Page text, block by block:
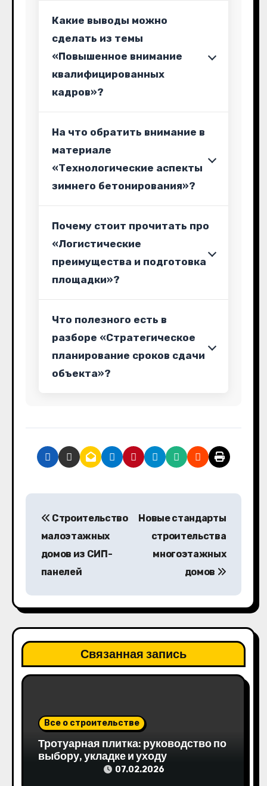
Какие выводы можно
сделать из темы
«Повышенное внимание
квалифицированных
кадров»?
На что обратить внимание в
материале
«Технологические аспекты
зимнего бетонирования»?
Почему стоит прочитать про
«Логистические
преимущества и подготовка
площадки»?
Что полезного есть в
разборе «Стратегическое
планирование сроков сдачи
объекта»?
Н
г
а
ц
и
Строительство
малоэтажных
домов из СИП-
панелей
Новые стандарты
строительства
многоэтажных
домов
Связанная запись
Все о строительстве
Тротуарная плитка: руководство по
выбору, укладке и уходу
07.02.2026